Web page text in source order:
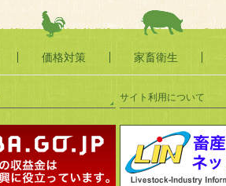
価格対策 家畜衛生
サイト利用について